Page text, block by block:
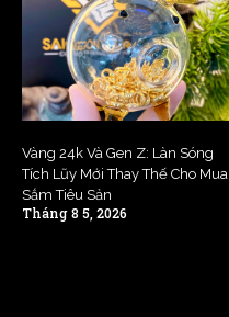
Vàng 24k Và Gen Z: Làn Sóng
Tích Lũy Mới Thay Thế Cho Mua
Sắm Tiêu Sản
Tháng 8 5, 2026